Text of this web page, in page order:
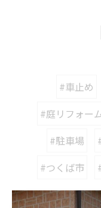
#車止め
#庭リフォー
#駐車場
#つくば市